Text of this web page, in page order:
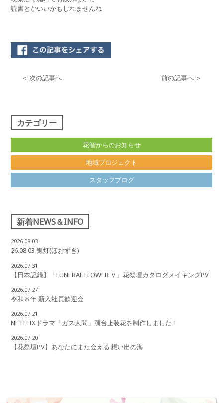
読書とかいいかもしれませんね
＜ 次の記事へ 前の記事へ ＞
カテゴリー
花智からのお知らせ
地域プロジェクト
スタッフブログ
新着NEWS＆INFO
2026.08.03
26.08.03 鬼灯(ほおずき)
2026.07.31
【日本記録】「FUNERAL FLOWER Ⅳ」花祭壇カタログメイキングPV
2026.07.27
令和８年 新入社員歓迎会
2026.07.21
NETFLIXドラマ「ガス人間」演台上装花を制作しました！
2026.07.20
【花祭壇PV】あなたにまた会える 想い出の海